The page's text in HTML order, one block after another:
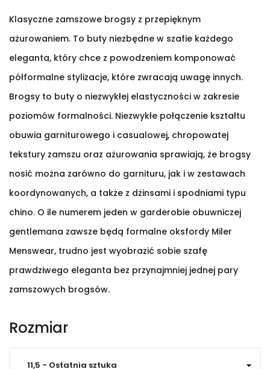
Klasyczne zamszowe brogsy z przepięknym
ażurowaniem. To buty niezbędne w szafie każdego
eleganta, który chce z powodzeniem komponować
półformalne stylizacje, które zwracają uwagę innych.
Brogsy to buty o niezwykłej elastyczności w zakresie
poziomów formalności. Niezwykłe połączenie kształtu
obuwia garniturowego i casualowej, chropowatej
tekstury zamszu oraz ażurowania sprawiają, że brogsy
nosić można zarówno do garnituru, jak i w zestawach
koordynowanych, a także z dżinsami i spodniami typu
chino. O ile numerem jeden w garderobie obuwniczej
gentlemana zawsze będą formalne oksfordy Miler
Menswear, trudno jest wyobrazić sobie szafę
prawdziwego eleganta bez przynajmniej jednej pary
zamszowych brogsów.
Rozmiar